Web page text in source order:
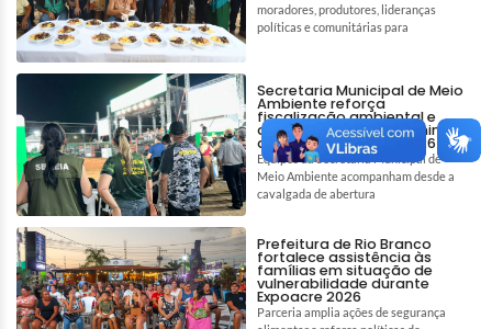
moradores, produtores, lideranças
políticas e comunitárias para
Secretaria Municipal de Meio
Ambiente reforça
fiscalização ambiental e
ações de bem-estar animal
durante a Expoacre 2026
Equipes da Secretaria Municipal de
Meio Ambiente acompanham desde a
cavalgada de abertura
Prefeitura de Rio Branco
fortalece assistência às
famílias em situação de
vulnerabilidade durante
Expoacre 2026
Parceria amplia ações de segurança